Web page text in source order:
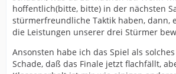
hoffentlich(bitte, bitte) in der nächsten
stürmerfreundliche Taktik haben, dann,
die Leistungen unserer drei Stürmer
Ansonsten habe ich das Spiel als
Schade, daß das Finale jetzt flachfällt,